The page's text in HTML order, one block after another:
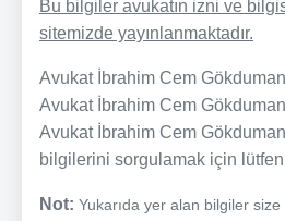
Bu bilgiler avukatın izni ve
sitemizde yayınlanmaktadır.
Avukat İbrahim Cem
Avukat İbrahim Cem
Avukat İbrahim Cem
bilgilerini sorgulamak için lütfen
Not: Yukarıda yer alan bilgiler